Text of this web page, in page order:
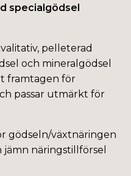
specialgödsel
pelleterad
och mineralgödsel
framtagen för
passar utmärkt för
gödseln/växtnäringen
näringstillförsel